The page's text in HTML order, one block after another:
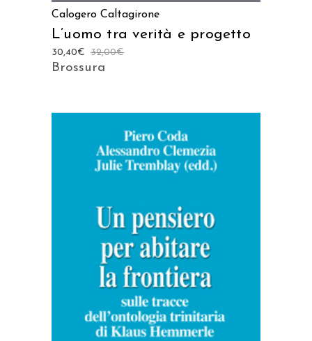
Calogero Caltagirone
L’uomo tra verità e progetto
32,00€
30,40€
Brossura
AGGIUNGI AL CARRELLO